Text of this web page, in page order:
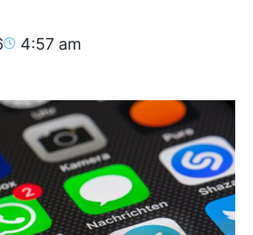
4:57 am